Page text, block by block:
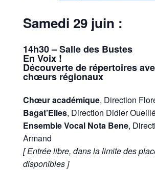
Samedi 29 juin :
14h30 – Salle des Bustes
En Voix !
Découverte de répertoires
chœurs régionaux
Chœur académique, Direction
Bagat’Elles, Direction Didier
Ensemble Vocal Nota Bene,
Armand
[ Entrée libre, dans la limite des
disponibles ]